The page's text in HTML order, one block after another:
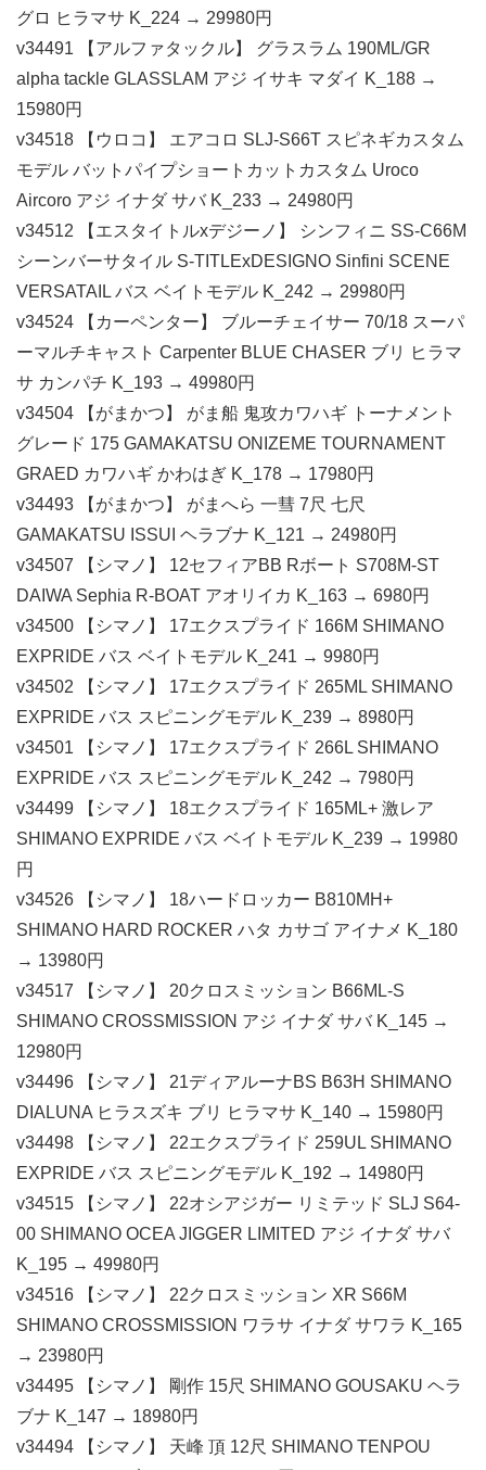
グロ ヒラマサ K_224 → 29980円
v34491 【アルファタックル】 グラスラム 190ML/GR
alpha tackle GLASSLAM アジ イサキ マダイ K_188 →
15980円
v34518 【ウロコ】 エアコロ SLJ-S66T スピネギカスタム
モデル バットパイプショートカットカスタム Uroco
Aircoro アジ イナダ サバ K_233 → 24980円
v34512 【エスタイトルxデジーノ】 シンフィニ SS-C66M
シーンバーサタイル S-TITLExDESIGNO Sinfini SCENE
VERSATAIL バス ベイトモデル K_242 → 29980円
v34524 【カーペンター】 ブルーチェイサー 70/18 スーパ
ーマルチキャスト Carpenter BLUE CHASER ブリ ヒラマ
サ カンパチ K_193 → 49980円
v34504 【がまかつ】 がま船 鬼攻カワハギ トーナメント
グレード 175 GAMAKATSU ONIZEME TOURNAMENT
GRAED カワハギ かわはぎ K_178 → 17980円
v34493 【がまかつ】 がまへら 一彗 7尺 七尺
GAMAKATSU ISSUI ヘラブナ K_121 → 24980円
v34507 【シマノ】 12セフィアBB Rボート S708M-ST
DAIWA Sephia R-BOAT アオリイカ K_163 → 6980円
v34500 【シマノ】 17エクスプライド 166M SHIMANO
EXPRIDE バス ベイトモデル K_241 → 9980円
v34502 【シマノ】 17エクスプライド 265ML SHIMANO
EXPRIDE バス スピニングモデル K_239 → 8980円
v34501 【シマノ】 17エクスプライド 266L SHIMANO
EXPRIDE バス スピニングモデル K_242 → 7980円
v34499 【シマノ】 18エクスプライド 165ML+ 激レア
SHIMANO EXPRIDE バス ベイトモデル K_239 → 19980
円
v34526 【シマノ】 18ハードロッカー B810MH+
SHIMANO HARD ROCKER ハタ カサゴ アイナメ K_180
→ 13980円
v34517 【シマノ】 20クロスミッション B66ML-S
SHIMANO CROSSMISSION アジ イナダ サバ K_145 →
12980円
v34496 【シマノ】 21ディアルーナBS B63H SHIMANO
DIALUNA ヒラスズキ ブリ ヒラマサ K_140 → 15980円
v34498 【シマノ】 22エクスプライド 259UL SHIMANO
EXPRIDE バス スピニングモデル K_192 → 14980円
v34515 【シマノ】 22オシアジガー リミテッド SLJ S64-
00 SHIMANO OCEA JIGGER LIMITED アジ イナダ サバ
K_195 → 49980円
v34516 【シマノ】 22クロスミッション XR S66M
SHIMANO CROSSMISSION ワラサ イナダ サワラ K_165
→ 23980円
v34495 【シマノ】 剛作 15尺 SHIMANO GOUSAKU ヘラ
ブナ K_147 → 18980円
v34494 【シマノ】 天峰 頂 12尺 SHIMANO TENPOU